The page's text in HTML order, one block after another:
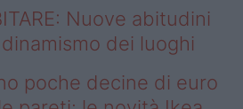
Nuove abitudini
dei luoghi
poche decine di euro